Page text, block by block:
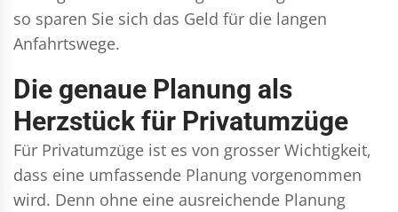
so sparen Sie sich das Geld für die langen
Anfahrtswege.
Die genaue Planung als
Herzstück für Privatumzüge
Für Privatumzüge ist es von grosser Wichtigkeit,
dass eine umfassende Planung vorgenommen
wird. Denn ohne eine ausreichende Planung